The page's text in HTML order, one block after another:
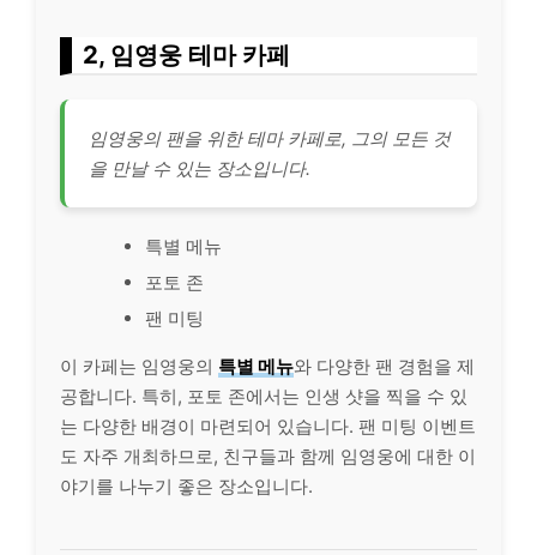
2, 임영웅 테마 카페
임영웅의 팬을 위한 테마 카페로, 그의 모든 것
을 만날 수 있는 장소입니다.
특별 메뉴
포토 존
팬 미팅
이 카페는 임영웅의 특별 메뉴와 다양한 팬 경험을 제
공합니다. 특히, 포토 존에서는 인생 샷을 찍을 수 있
는 다양한 배경이 마련되어 있습니다. 팬 미팅 이벤트
도 자주 개최하므로, 친구들과 함께 임영웅에 대한 이
야기를 나누기 좋은 장소입니다.